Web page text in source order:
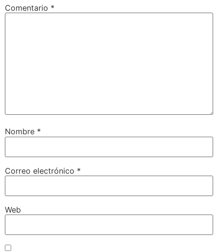
Comentario *
Nombre *
Correo electrónico *
Web